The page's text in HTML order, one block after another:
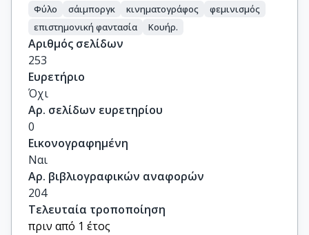
Φύλο σάιμποργκ κινηματογράφος
φεμινισμός
επιστημονική φαντασία
Κουήρ.
Αριθμός σελίδων
253
Ευρετήριο
Όχι
Αρ. σελίδων ευρετηρίου
0
Εικονογραφημένη
Ναι
Αρ. βιβλιογραφικών αναφορών
204
Τελευταία τροποποίηση
πριν από 1 έτος